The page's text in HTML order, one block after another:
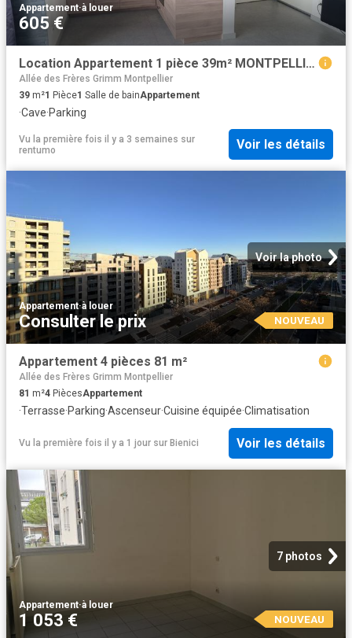
Appartement·à louer
605 €
Location Appartement 1 pièce 39m² MONTPELLIER 34000
Allée des Frères Grimm Montpellier
39 m²1 Pièce1 Salle de bainAppartement
·Cave·Parking
Vu la première fois il y a 3 semaines sur
rentumo
Voir les détails
Voir la photo
Appartement·à louer
Consulter le prix NOUVEAU
Appartement 4 pièces 81 m²
Allée des Frères Grimm Montpellier
81 m²4 PiècesAppartement
·Terrasse·Parking·Ascenseur·Cuisine équipée·Climatisation
Vu la première fois il y a 1 jour sur Bienici Voir les détails
7 photos
Appartement·à louer
1 053 € NOUVEAU